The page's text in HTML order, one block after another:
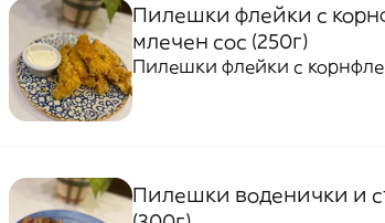
Пилешки флейки с
млечен сос (250г)
Пилешки флейки с
Пилешки воденички и